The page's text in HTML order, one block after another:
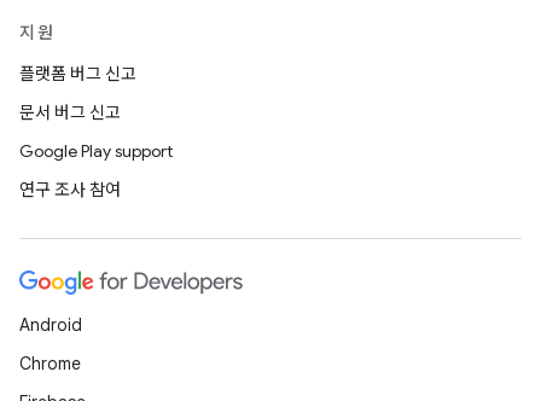
지원
플랫폼 버그 신고
문서 버그 신고
Google Play support
연구 조사 참여
Android
Chrome